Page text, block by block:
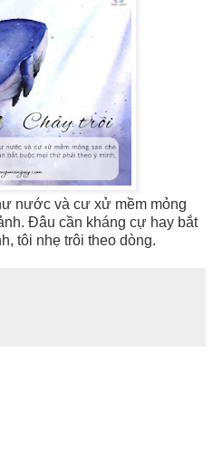
nước và cư xử mềm mỏng
Đâu cần kháng cự hay bắt
tôi nhẹ trôi theo dòng.